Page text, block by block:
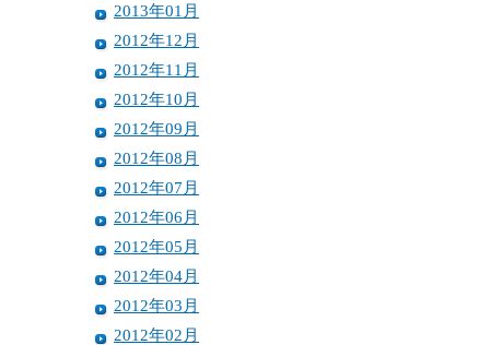
2013年01月
2012年12月
2012年11月
2012年10月
2012年09月
2012年08月
2012年07月
2012年06月
2012年05月
2012年04月
2012年03月
2012年02月